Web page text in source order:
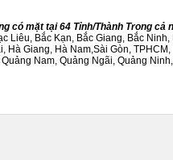
có mặt tại 64 Tỉnh/Thành Trong cả
Liêu, Bắc Kạn, Bắc Giang, Bắc
Hà Giang, Hà Nam,Sài Gòn,
Nam, Quảng Ngãi, Quảng